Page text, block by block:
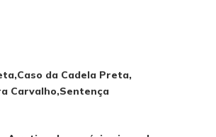
Caso da Cadela Preta
Carvalho Sentença